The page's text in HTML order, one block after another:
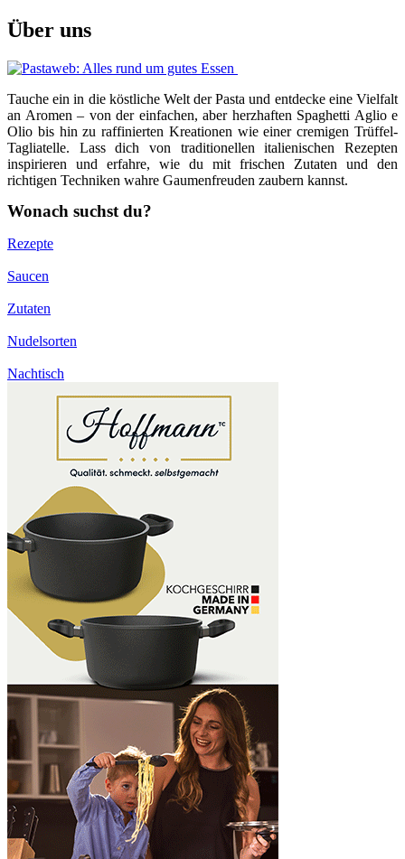
Über uns
Tauche ein in die köstliche Welt der Pasta und entdecke eine Vielfalt
an Aromen – von der einfachen, aber herzhaften Spaghetti Aglio e
Olio bis hin zu raffinierten Kreationen wie einer cremigen Trüffel-
Tagliatelle. Lass dich von traditionellen italienischen Rezepten
inspirieren und erfahre, wie du mit frischen Zutaten und den
richtigen Techniken wahre Gaumenfreuden zaubern kannst.
Wonach suchst du?
Rezepte
Saucen
Zutaten
Nudelsorten
Nachtisch